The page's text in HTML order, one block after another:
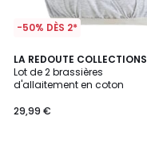
-50% DÈS 2*
LA REDOUTE COLLECTIONS
Lot de 2 brassières
d'allaitement en coton
29,99 €
1,6
/
5